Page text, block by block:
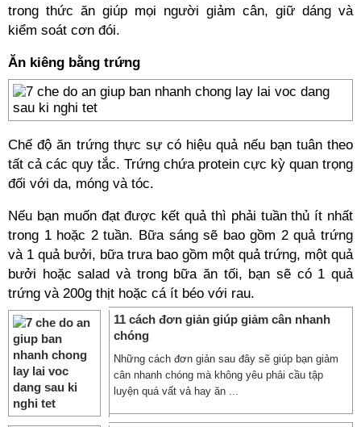
trong thức ăn giúp mọi người giảm cân, giữ dáng và
kiểm soát cơn đói.
Ăn kiêng bằng trứng
Chế độ ăn trứng thực sự có hiệu quả nếu bạn tuân theo
tất cả các quy tắc. Trứng chứa protein cực kỳ quan trọng
đối với da, móng và tóc.
Nếu bạn muốn đạt được kết quả thì phải tuần thủ ít nhất
trong 1 hoặc 2 tuần. Bữa sáng sẽ bao gồm 2 quả trứng
và 1 quả bưởi, bữa trưa bao gồm một quả trứng, một quả
bưởi hoặc salad và trong bữa ăn tối, bạn sẽ có 1 quả
trứng và 200g thịt hoặc cá ít béo với rau.
11 cách đơn giản giúp giảm cân nhanh
chóng
Những cách đơn giản sau đây sẽ giúp bạn giảm
cân nhanh chóng mà không yêu phải cầu tập
luyện quá vất vả hay ăn ...